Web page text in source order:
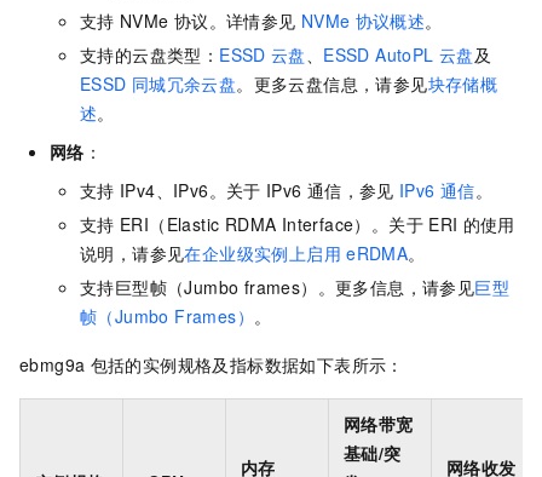
支持 NVMe 协议。详情参见 NVMe 协议概述。
支持的云盘类型： ESSD 云盘 ESSD AutoPL 云盘及
ESSD 同城冗余云盘。更多云盘信息，请参见块存储概
述。
网络 ：
支持 IPv4、IPv6。关于 IPv6 通信，参见 IPv6 通信。
支持 ERI（Elastic RDMA Interface）。关于 ERI 的使用
说明，请参见在企业级实例上启用 eRDMA。
支持巨型帧（Jumbo frames）。更多信息，请参见巨型
帧（Jumbo Frames） 。
ebmg9a 包括的实例规格及指标数据如下表所示：
内存
网络带宽
基础/突
网络收发